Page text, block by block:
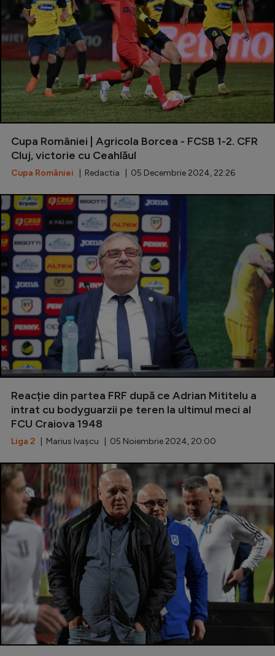
Cupa României | Agricola Borcea - FCSB 1-2. CFR
Cluj, victorie cu Ceahlăul
Cupa României | Redactia | 05 Decembrie 2024, 22:26
Reacție din partea FRF după ce Adrian Mititelu a
intrat cu bodyguarzii pe teren la ultimul meci al
FCU Craiova 1948
Liga 2 | Marius Ivașcu | 05 Noiembrie 2024, 20:00